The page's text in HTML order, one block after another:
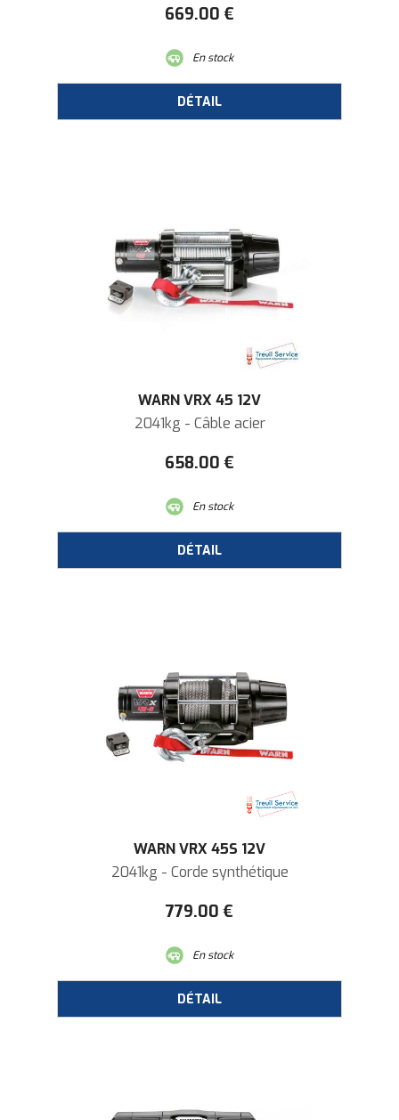
669.00 €
En stock
WARN VRX 45 12V
2041kg - Câble acier
658.00 €
En stock
WARN VRX 45S 12V
2041kg - Corde synthétique
779.00 €
En stock